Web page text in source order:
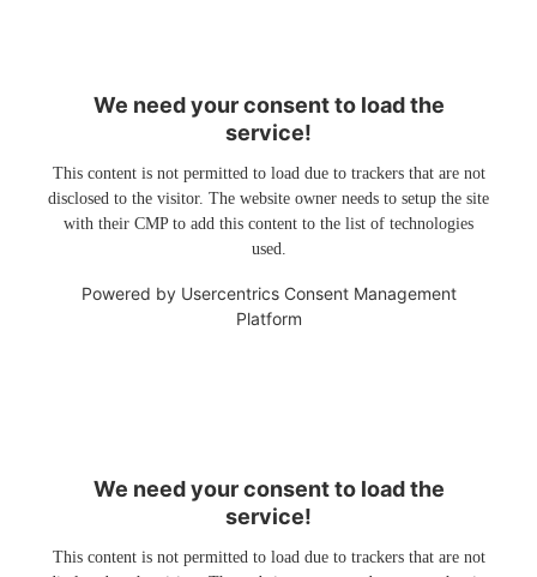
We need your consent to load the
service!
This content is not permitted to load due to trackers that are not
disclosed to the visitor. The website owner needs to setup the site
with their CMP to add this content to the list of technologies
used.
Powered by Usercentrics Consent Management
Platform
We need your consent to load the
service!
This content is not permitted to load due to trackers that are not